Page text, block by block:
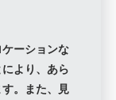
ーションな
より、あら
。また、見